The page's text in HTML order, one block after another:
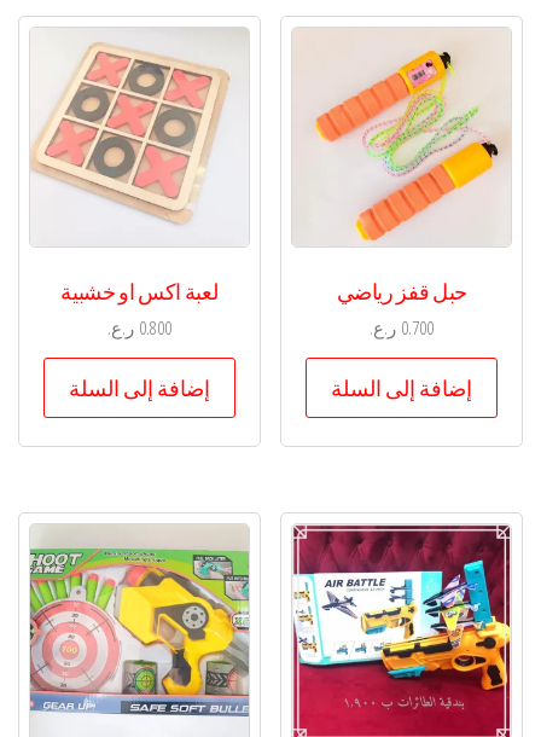
حبل قفز رياضي
0.700 ر.ع.
إضافة إلى السلة
لعبة اكس او خشبية
0.800 ر.ع.
إضافة إلى السلة